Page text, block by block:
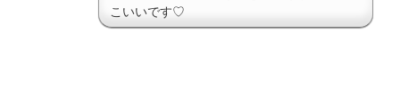
こいいです♡